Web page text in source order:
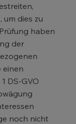
um dies zu
haben
der
einen
DS-GVO
noch nicht